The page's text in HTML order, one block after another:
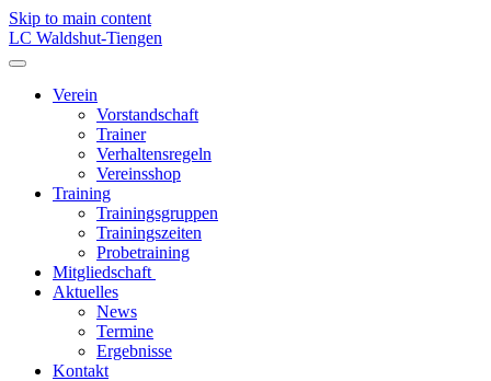
Skip to main content
LC Waldshut-Tiengen
Verein
Vorstandschaft
Trainer
Verhaltensregeln
Vereinsshop
Training
Trainingsgruppen
Trainingszeiten
Probetraining
Mitgliedschaft
Aktuelles
News
Termine
Ergebnisse
Kontakt